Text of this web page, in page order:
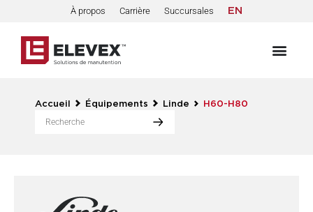
À propos Carrière Succursales EN
Accueil Équipements Linde H60-H80